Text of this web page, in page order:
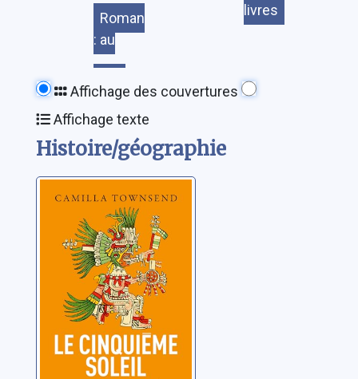
Roman
: au
livres
Affichage des couvertures
Affichage texte
Histoire/géographie
Le cinquième
soleil:une autre
histoire des
Aztèques
Townsend, Camilla